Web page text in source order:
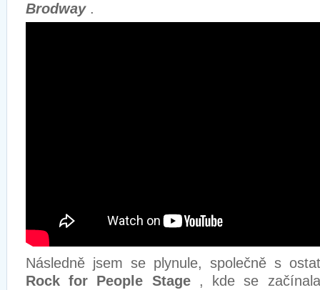
Brodway.
Následně jsem se plynule, společně s
Rock for People Stage, kde se začínala